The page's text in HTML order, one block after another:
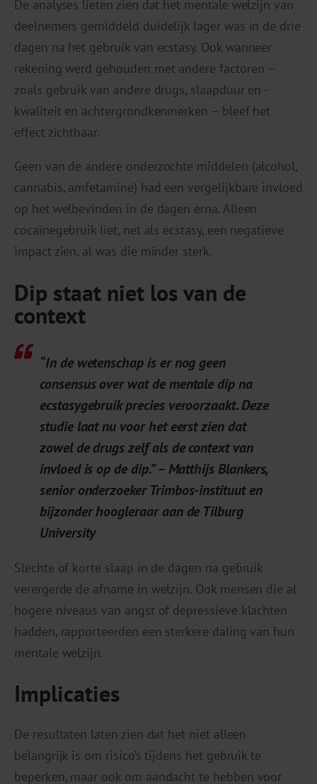
De analyses lieten zien dat het mentale welzijn van
deelnemers gemiddeld duidelijk lager was in de drie
dagen na het gebruik van ecstasy. Ook wanneer
rekening werd gehouden met andere factoren –
zoals gebruik van andere drugs, slaapduur en -
kwaliteit en achtergrondkenmerken – bleef het
effect zichtbaar.
Geen van de andere onderzochte middelen (alcohol,
cannabis, amfetamine) had een vergelijkbare invloed
op het welbevinden in de dagen erna. Alleen
cocaïnegebruik liet, net als ecstasy, een negatieve
impact zien, al was die minder sterk.
Dip staat niet los van de
context
“In de wetenschap is er nog geen
consensus over wat de mentale dip na
ecstasygebruik precies veroorzaakt. Deze
studie laat nu voor het eerst zien dat
zowel de drugs zelf als de context van
invloed is op de dip.” – Matthijs Blankers,
senior onderzoeker Trimbos-instituut en
bijzonder hoogleraar aan de Tilburg
University
Slechte of korte slaap in de dagen na gebruik
verergerde de afname in welzijn. Ook mensen die al
hogere niveaus van angst of depressieve klachten
hadden, rapporteerden een sterkere daling van hun
mentale welzijn.
Implicaties
De resultaten laten zien dat het niet alleen
belangrijk is om risico’s tijdens het gebruik te
beperken, maar ook om aandacht te hebben voor